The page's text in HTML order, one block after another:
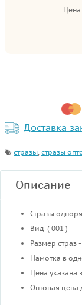
Доставка
стразы, стразы
Описание
Стразы
Вид ( 001 )
Размер страз
Намотка в
Цена указана
Оптовая цена